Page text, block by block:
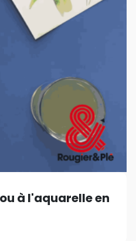
à l'aquarelle en